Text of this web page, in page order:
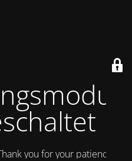
you for your patience!